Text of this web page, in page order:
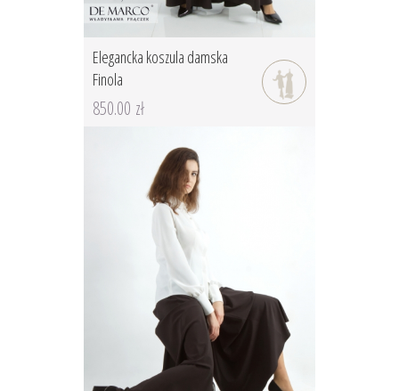
Elegancka koszula damska
Finola
850.00 zł